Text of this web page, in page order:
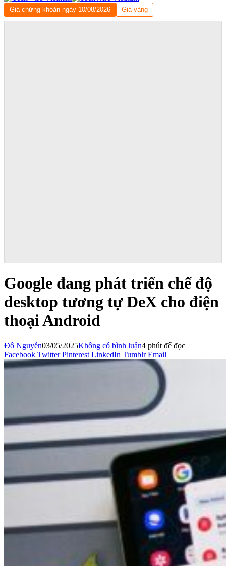
Giá chứng khoán ngày 10/08/2026 Giá vàng
Google đang phát triển chế độ
desktop tương tự DeX cho điện
thoại Android
Đô Nguyễn03/05/2025Không có bình luận4 phút để đọc
Facebook Twitter Pinterest LinkedIn Tumblr Email